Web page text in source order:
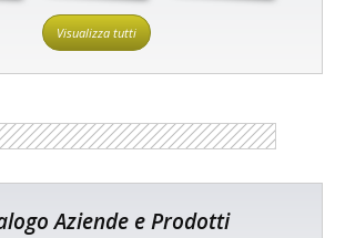
Visualizza tutti
Aziende e Prodotti